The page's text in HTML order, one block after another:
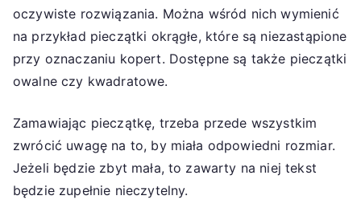
oczywiste rozwiązania. Można wśród nich wymienić
na przykład pieczątki okrągłe, które są niezastąpione
przy oznaczaniu kopert. Dostępne są także pieczątki
owalne czy kwadratowe.
Zamawiając pieczątkę, trzeba przede wszystkim
zwrócić uwagę na to, by miała odpowiedni rozmiar.
Jeżeli będzie zbyt mała, to zawarty na niej tekst
będzie zupełnie nieczytelny.